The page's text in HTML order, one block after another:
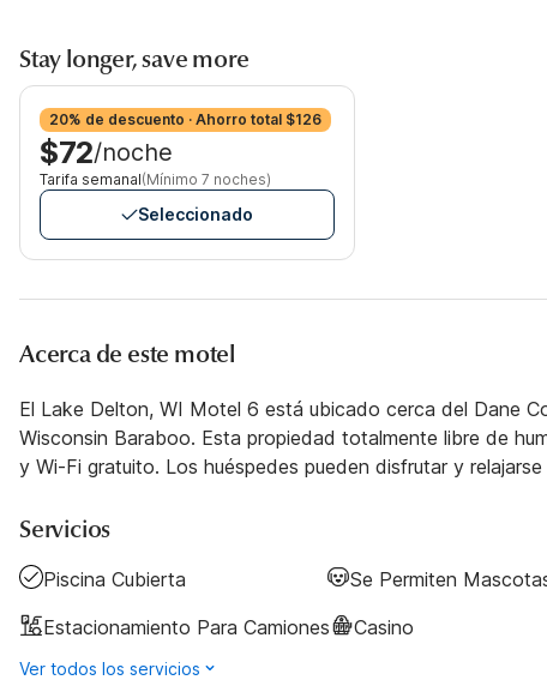
Stay longer, save more
20% de descuento · Ahorro total $126
$72/noche
Tarifa semanal(Mínimo 7 noches)
Seleccionado
Acerca de este motel
El Lake Delton, WI Motel 6 está ubicado cerca del Dane
Wisconsin Baraboo. Esta propiedad totalmente libre de
y Wi-Fi gratuito. Los huéspedes pueden disfrutar y
Servicios
Piscina Cubierta Se Permiten
Estacionamiento Para Camiones
Casino
Ver todos los servicios